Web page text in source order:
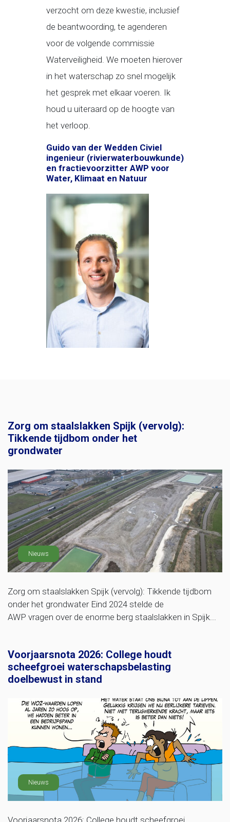
verzocht om deze kwestie, inclusief
de beantwoording, te agenderen
voor de volgende commissie
Waterveiligheid. We moeten hierover
in het waterschap zo snel mogelijk
het gesprek met elkaar voeren. Ik
houd u uiteraard op de hoogte van
het verloop.
Guido van der Wedden Civiel
ingenieur (rivierwaterbouwkunde)
en fractievoorzitter AWP voor
Water, Klimaat en Natuur
Zorg om staalslakken Spijk (vervolg):
Tikkende tijdbom onder het
grondwater
Nieuws
Zorg om staalslakken Spijk (vervolg): Tikkende tijdbom
onder het grondwater Eind 2024 stelde de
AWP vragen over de enorme berg staalslakken in Spijk...
Voorjaarsnota 2026: College houdt
scheefgroei waterschapsbelasting
doelbewust in stand
Nieuws